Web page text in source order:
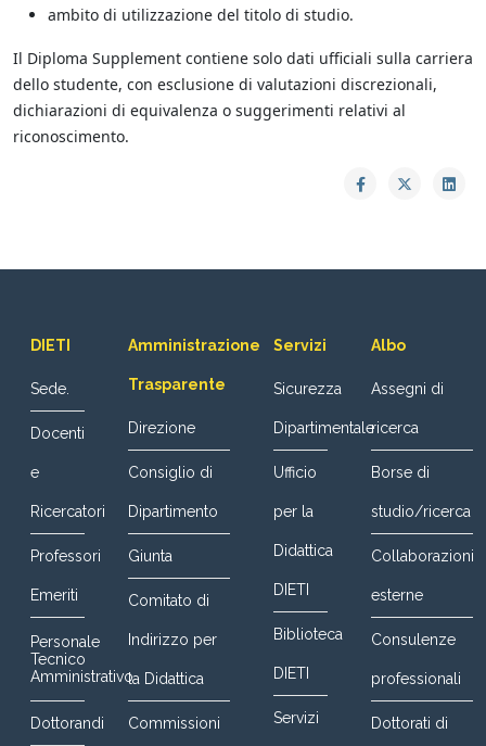
ambito di utilizzazione del titolo di studio.
Il Diploma Supplement contiene solo dati ufficiali sulla carriera
dello studente, con esclusione di valutazioni discrezionali,
dichiarazioni di equivalenza o suggerimenti relativi al
riconoscimento.
DIETI
Sede.
Docenti
e
Ricercatori
Professori
Emeriti
Personale
Tecnico
Amministrativo
Dottorandi
Amministrazione
Trasparente
Direzione
Consiglio di
Dipartimento
Giunta
Comitato di
Indirizzo per
la Didattica
Commissioni
Servizi
Sicurezza
Dipartimentale
Ufficio
per la
Didattica
DIETI
Biblioteca
DIETI
Servizi
Albo
Assegni di
ricerca
Borse di
studio/ricerca
Collaborazioni
esterne
Consulenze
professionali
Dottorati di